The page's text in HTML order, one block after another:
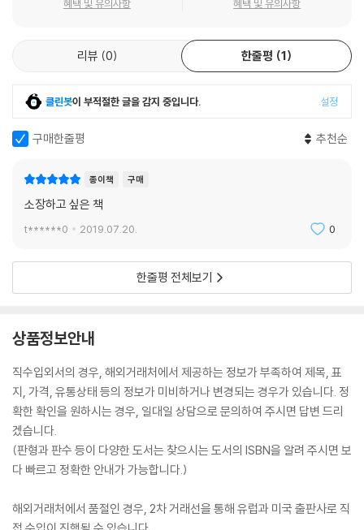
혜택 및 유의사항 혜택 및 유의사항
리뷰 0 한줄평 1
클린봇이 부적절한 글을 감지 중입니다. 설정
구매한줄평 추천순
종이책 구매
소장하고 싶은 책
t******0 2019.07.20. 0
한줄평 전체보기
상품정보안내
직수입외서의 경우, 해외거래처에서 제공하는 정보가 부족하여 제목, 표
지, 가격, 유통상태 등의 정보가 미비하거나 변경되는 경우가 있습니다. 정
확한 확인을 원하시는 경우, 일대일 상담으로 문의하여 주시면 답변 드리
겠습니다.
(판형과 판수 등이 다양한 도서는 찾으시는 도서의 ISBN을 알려 주시면 보
다 빠르고 정확한 안내가 가능합니다.)
해외거래처에서 품절인 경우, 2차 거래선을 통해 유럽과 미국 출판사로 직